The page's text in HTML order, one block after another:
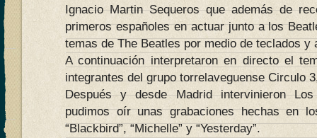
Ignacio Martin Sequeros que además de
primeros españoles en actuar junto a los
temas de The Beatles por medio de teclados y
A continuación interpretaron en directo el
integrantes del grupo torrelaveguense Circulo
Después y desde Madrid intervinieron
pudimos oír unas grabaciones hechas en
“Blackbird”, “Michelle” y “Yesterday”.